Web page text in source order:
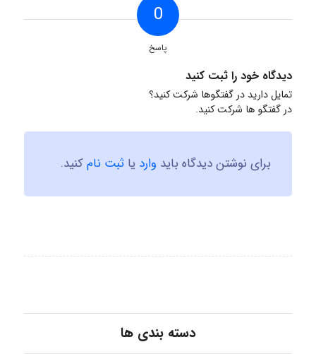
0
پاسخ
دیدگاه خود را ثبت کنید
تمایل دارید در گفتگوها شرکت کنید؟
در گفتگو ها شرکت کنید.
برای نوشتن دیدگاه باید وارد یا ثبت نامکنید.
دسته بندی ها